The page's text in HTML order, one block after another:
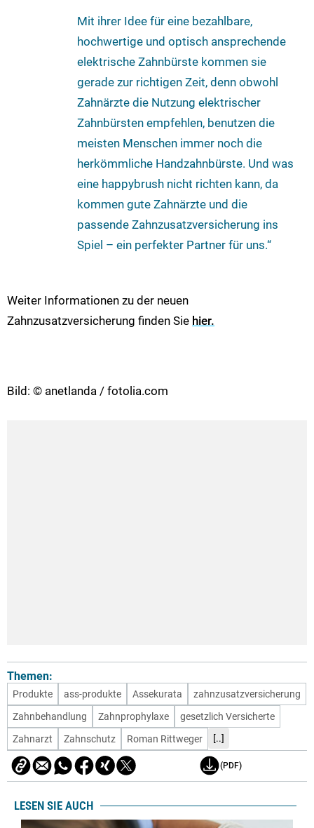
Mit ihrer Idee für eine bezahlbare,
hochwertige und optisch ansprechende
elektrische Zahnbürste kommen sie
gerade zur richtigen Zeit, denn obwohl
Zahnärzte die Nutzung elektrischer
Zahnbürsten empfehlen, benutzen die
meisten Menschen immer noch die
herkömmliche Handzahnbürste. Und was
eine happybrush nicht richten kann, da
kommen gute Zahnärzte und die
passende Zahnzusatzversicherung ins
Spiel – ein perfekter Partner für uns.“
Weiter Informationen zu der neuen
Zahnzusatzversicherung finden Sie hier.
Bild: © anetlanda / fotolia.com
Themen:
Produkte ass-produkte Assekurata
zahnzusatzversicherung
Zahnbehandlung
Zahnprophylaxe
gesetzlich Versicherte
Zahnarzt
Zahnschutz Roman Rittweger [..]
(PDF)
LESEN SIE AUCH